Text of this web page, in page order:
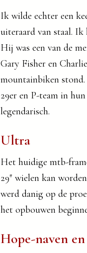
Ik wilde echter een
uiteraard van staal.
Hij was een van de
Gary Fisher en
mountainbiken
29er en P-team in
legendarisch.
Ultra
Het huidige mtb-
29″ wielen kan
werd danig op de
het opbouwen
Hope-naven